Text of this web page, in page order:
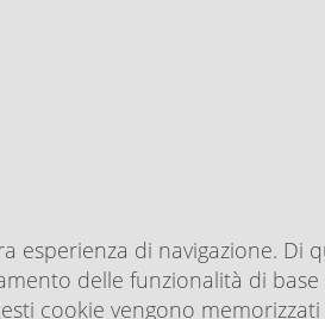
esperienza di navigazione.
delle funzionalità di
cookie vengono